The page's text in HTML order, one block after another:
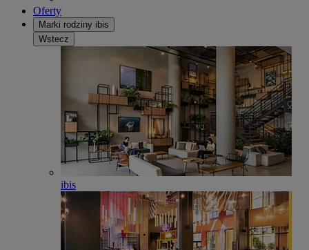
Oferty
Marki rodziny ibis
Wstecz
ibis